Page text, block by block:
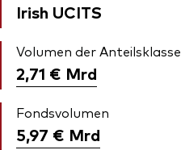
Irish UCITS
Volumen der Anteilsklasse
2,71 € Mrd
Fondsvolumen
5,97 € Mrd